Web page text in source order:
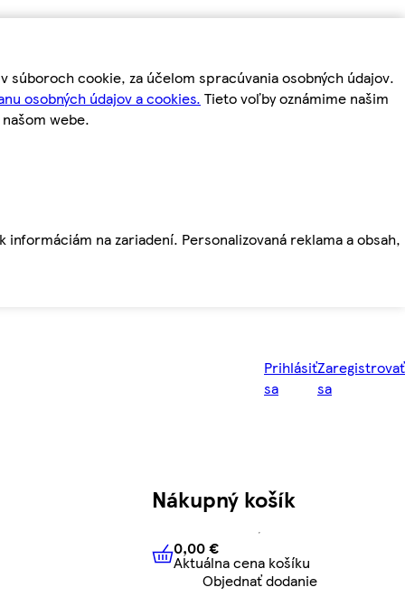
cookie, za účelom spracúvania osobných údajov.
osobných údajov a cookies. Tieto voľby oznámime našim
webe.
na zariadení. Personalizovaná reklama a obsah,
Prihlásiť
sa
Zaregistrovať
sa
Nákupný košík
0,00 € Aktuálna cena košíku
0,00 €
Aktuálna cena košíku
Objednať dodanie